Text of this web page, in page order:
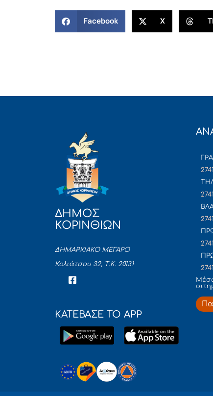
Facebook X
ΔΗΜΟΣ
ΚΟΡΙΝΘΙΩΝ
ΔΗΜΑΡΧΙΑΚΟ ΜΕΓΑΡΟ
Κολιάτσου 32, Τ.Κ. 20131
ΚΑΤΕΒΑΣΕ ΤΟ APP